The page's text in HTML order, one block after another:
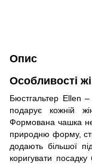
Опис
Особливості
Бюстгальтер Ellen
подарує кожній
Формована чашка
природню форму,
додають більшої
коригувати